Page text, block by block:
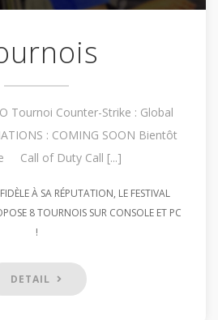
Tournoi Counter-Strike : Global
: COMING SOON Bientôt
Call of Duty Call [...]
FIDÈLE À SA RÉPUTATION, LE FESTIVAL
8 TOURNOIS SUR CONSOLE ET PC
!
DETAIL